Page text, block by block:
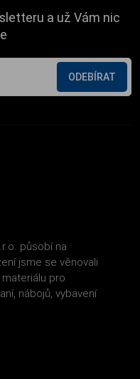
a už Vám nic
ODEBÍRAT
působí na
jsme se věnovali
pro
nábojů, vybavení